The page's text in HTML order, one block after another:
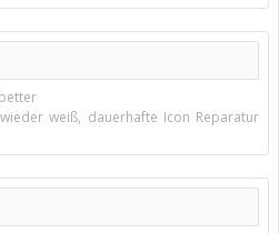
weiß, dauerhafte Icon Reparatur